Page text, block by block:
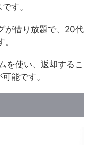
す。
が借り放題で、20代
を使い、返却するこ
能です。